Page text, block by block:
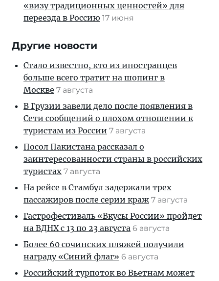
«визу традиционных ценностей» для
переезда в Россию 17 июня
Другие новости
Стало известно, кто из иностранцев
больше всего тратит на шопинг в
Москве 7 августа
В Грузии завели дело после появления в
Сети сообщений о плохом отношении к
туристам из России 7 августа
Посол Пакистана рассказал о
заинтересованности страны в российских
туристах 7 августа
На рейсе в Стамбул задержали трех
пассажиров после серии краж 7 августа
Гастрофестиваль «Вкусы России» пройдет
на ВДНХ с 13 по 23 августа 6 августа
Более 60 сочинских пляжей получили
награду «Синий флаг» 6 августа
Российский турпоток во Вьетнам может